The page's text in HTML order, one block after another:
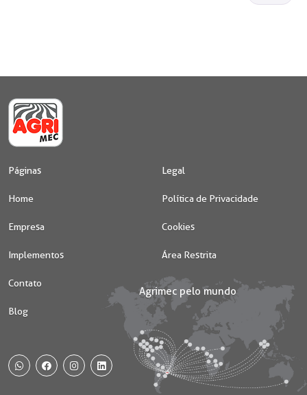
Páginas
Home
Empresa
Implementos
Contato
Blog
Legal
Política de Privacidade
Cookies
Área Restrita
WhatsAppFacebookInstagram